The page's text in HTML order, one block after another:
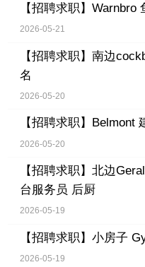
【招聘求职】 Warnbro
2026-05-21
【招聘求职】 南边
名
2026-05-20
【招聘求职】 Belmont
2026-05-20
【招聘求职】 北边
台服务员 后厨
2026-05-19
【招聘求职】 小房子
2026-05-19